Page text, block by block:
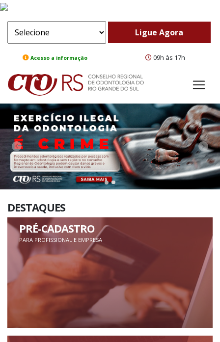
Acesso a informação 09h às 17h
ComeBack
DESTAQUES
PRÉ-CADASTRO
PARA PROFISSIONAL E EMPRESA